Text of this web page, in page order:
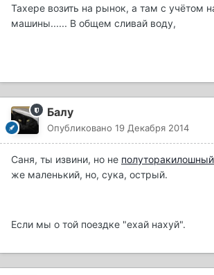
Тахере возить на рынок, а там с учётом
машины...... В общем сливай воду,
Балу
Опубликовано 19 Декабря 2014
Саня, ты извини, но не полуторакилошный
же маленький, но, сука, острый.
Если мы о той поездке "ехай нахуй".